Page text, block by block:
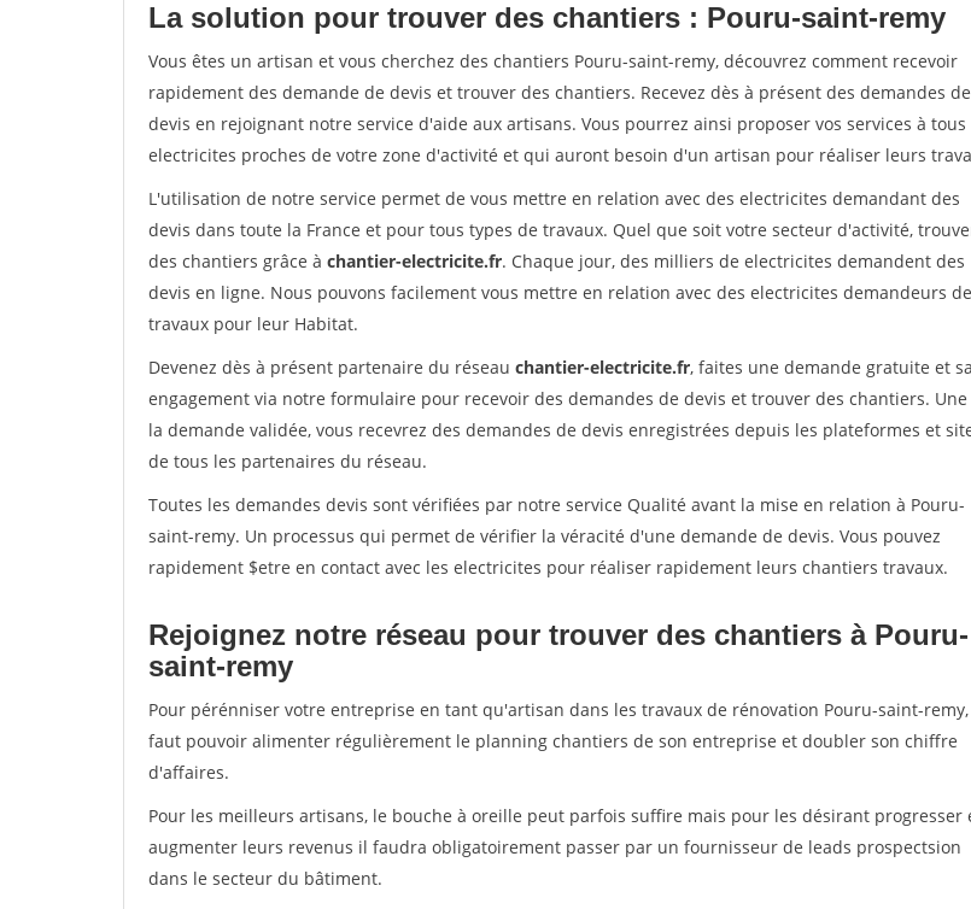
La solution pour trouver des chantiers : Pouru-saint-remy
Vous êtes un artisan et vous cherchez des chantiers Pouru-saint-remy, découvrez comment recevoir
rapidement des demande de devis et trouver des chantiers. Recevez dès à présent des demandes de
devis en rejoignant notre service d'aide aux artisans. Vous pourrez ainsi proposer vos services à tous
electricites proches de votre zone d'activité et qui auront besoin d'un artisan pour réaliser leurs
L'utilisation de notre service permet de vous mettre en relation avec des electricites demandant des
devis dans toute la France et pour tous types de travaux. Quel que soit votre secteur d'activité,
des chantiers grâce à chantier-electricite.fr. Chaque jour, des milliers de electricites demandent des
devis en ligne. Nous pouvons facilement vous mettre en relation avec des electricites demandeurs de
travaux pour leur Habitat.
Devenez dès à présent partenaire du réseau chantier-electricite.fr, faites une demande gratuite et
engagement via notre formulaire pour recevoir des demandes de devis et trouver des chantiers. Une
la demande validée, vous recevrez des demandes de devis enregistrées depuis les plateformes et
de tous les partenaires du réseau.
Toutes les demandes devis sont vérifiées par notre service Qualité avant la mise en relation à Pouru-
saint-remy. Un processus qui permet de vérifier la véracité d'une demande de devis. Vous pouvez
rapidement $etre en contact avec les electricites pour réaliser rapidement leurs chantiers travaux.
Rejoignez notre réseau pour trouver des chantiers à Pouru-
saint-remy
Pour pérénniser votre entreprise en tant qu'artisan dans les travaux de rénovation Pouru-saint-
faut pouvoir alimenter régulièrement le planning chantiers de son entreprise et doubler son chiffre
d'affaires.
Pour les meilleurs artisans, le bouche à oreille peut parfois suffire mais pour les désirant progresser
augmenter leurs revenus il faudra obligatoirement passer par un fournisseur de leads prospectsion
dans le secteur du bâtiment.